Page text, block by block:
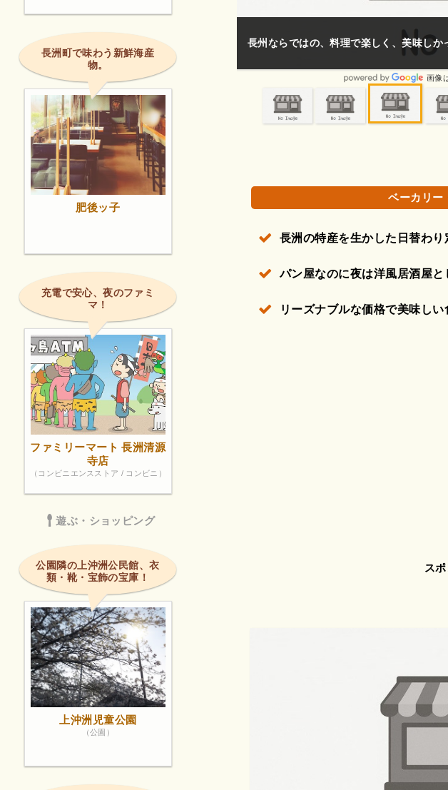
保護されている場合があります。
長州ならではの、料理で楽しく、美味しか
画像
ベーカリー
長洲の特産を生かした日替わり
パン屋なのに夜は洋風居酒屋と
リーズナブルな価格で美味しい
ス
長洲町で味わう新鮮海産
物。
肥後ッ子
充電で安心、夜のファミ
マ！
ファミリーマート 長洲清源
寺店
（コンビニエンスストア / コンビニ）
遊ぶ・ショッピング
公園隣の上沖洲公民館、衣
類・靴・宝飾の宝庫！
上沖洲児童公園
（公園）